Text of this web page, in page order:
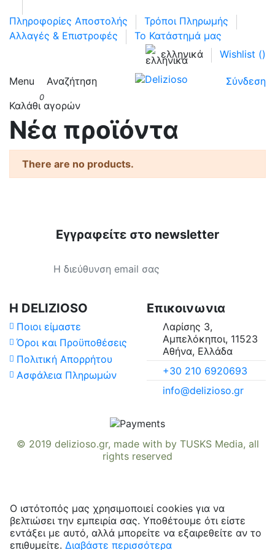
Πληροφορίες Αποστολής
Τρόποι Πληρωμής
Αλλαγές & Επιστροφές
Το Κατάστημά μας
ελληνικά
Wishlist ()
Menu Αναζήτηση Σύνδεση
0
Καλάθι αγορών
Νέα προϊόντα
There are no products.
Εγγραφείτε στο newsletter
Η DELIZIOSO
Ποιοι είμαστε
Όροι και Προϋποθέσεις
Πολιτική Απορρήτου
Ασφάλεια Πληρωμών
Επικοινωνια
Λαρίσης 3,
Αμπελόκηποι, 11523
Αθήνα, Ελλάδα
+30 210 6920693
info@delizioso.gr
© 2019 delizioso.gr, made with by TUSKS Media, all
rights reserved
Ο ιστότοπός μας χρησιμοποιεί cookies για να
βελτιώσει την εμπειρία σας. Υποθέτουμε ότι είστε
εντάξει με αυτό, αλλά μπορείτε να εξαιρεθείτε αν το
επιθυμείτε. Διαβάστε περισσότερα